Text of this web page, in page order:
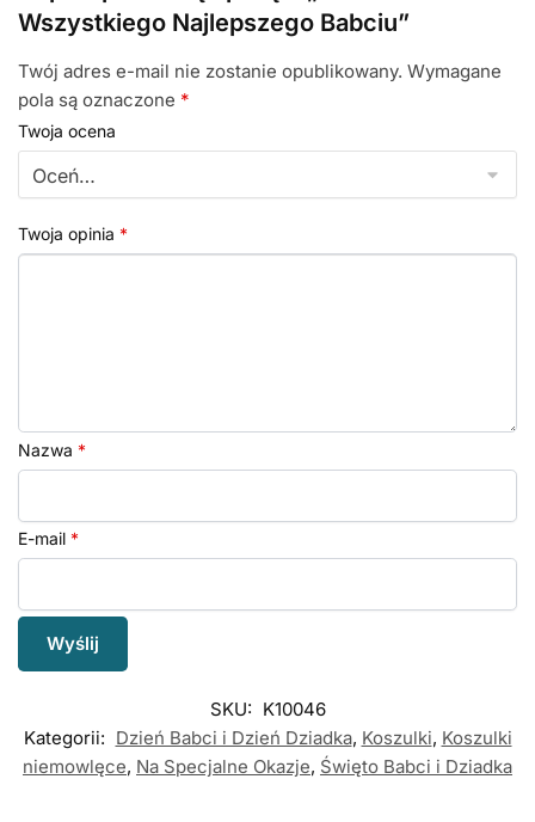
Wszystkiego Najlepszego Babciu”
Twój adres e-mail nie zostanie opublikowany. Wymagane
pola są oznaczone *
Twoja ocena
Twoja opinia *
Nazwa *
E-mail *
SKU: K10046
Kategorii: Dzień Babci i Dzień Dziadka, Koszulki, Koszulki
niemowlęce, Na Specjalne Okazje, Święto Babci i Dziadka